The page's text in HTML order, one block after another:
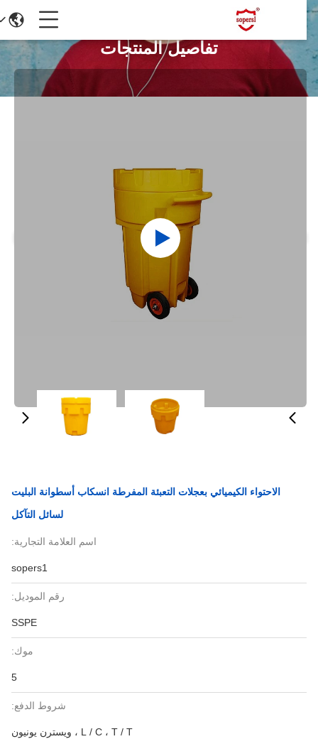
تفاصيل المنتجات
الاحتواء الكيميائي بعجلات التعبئة المفرطة انسكاب أسطوانة البليت
لسائل التآكل
اسم العلامة التجارية:
sopers1
رقم الموديل:
SSPE
موك:
5
شروط الدفع:
L / C ، T / T ، ويسترن يونيون